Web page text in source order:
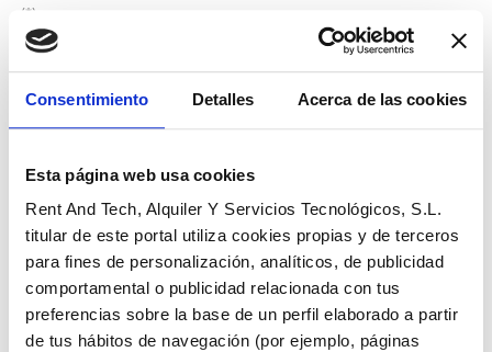
Consentimiento Detalles Acerca de las cookies
Esta página web usa cookies
Rent And Tech, Alquiler Y Servicios Tecnológicos, S.L.
titular de este portal utiliza cookies propias y de terceros
para fines de personalización, analíticos, de publicidad
comportamental o publicidad relacionada con tus
preferencias sobre la base de un perfil elaborado a partir
de tus hábitos de navegación (por ejemplo, páginas
(*)
(1) IVA y demás tasas o impuestos directos o indirectos no incluidos.
(2) Contrato de arrendamiento para clientes de
, sujeto a la
TECNOLÓGICOS, S.L.
(3) Oferta válida para península y Baleares hasta el 30/04/2023.
disponibilidad del proveedor y/o fabricante. Los modelos que aparecen en
variar elementos como por ej. el color.
(5) La operación estará sujeta a previo estudio, valoración y concesión por
parte de BBVA.